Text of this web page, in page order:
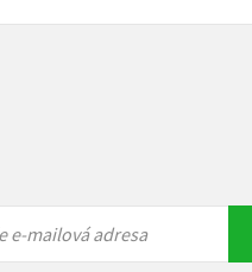
e-mailová adresa